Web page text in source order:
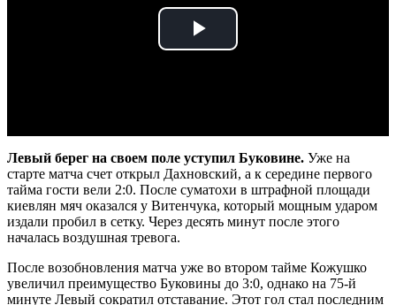
Play
Левый берег на своем поле уступил Буковине. Уже на
старте матча счет открыл Дахновский, а к середине первого
тайма гости вели 2:0. После суматохи в штрафной площади
киевлян мяч оказался у Витенчука, который мощным ударом
издали пробил в сетку. Через десять минут после этого
началась воздушная тревога.
После возобновления матча уже во втором тайме Кожушко
увеличил преимущество Буковины до 3:0, однако на 75-й
минуте Левый сократил отставание. Этот гол стал последним